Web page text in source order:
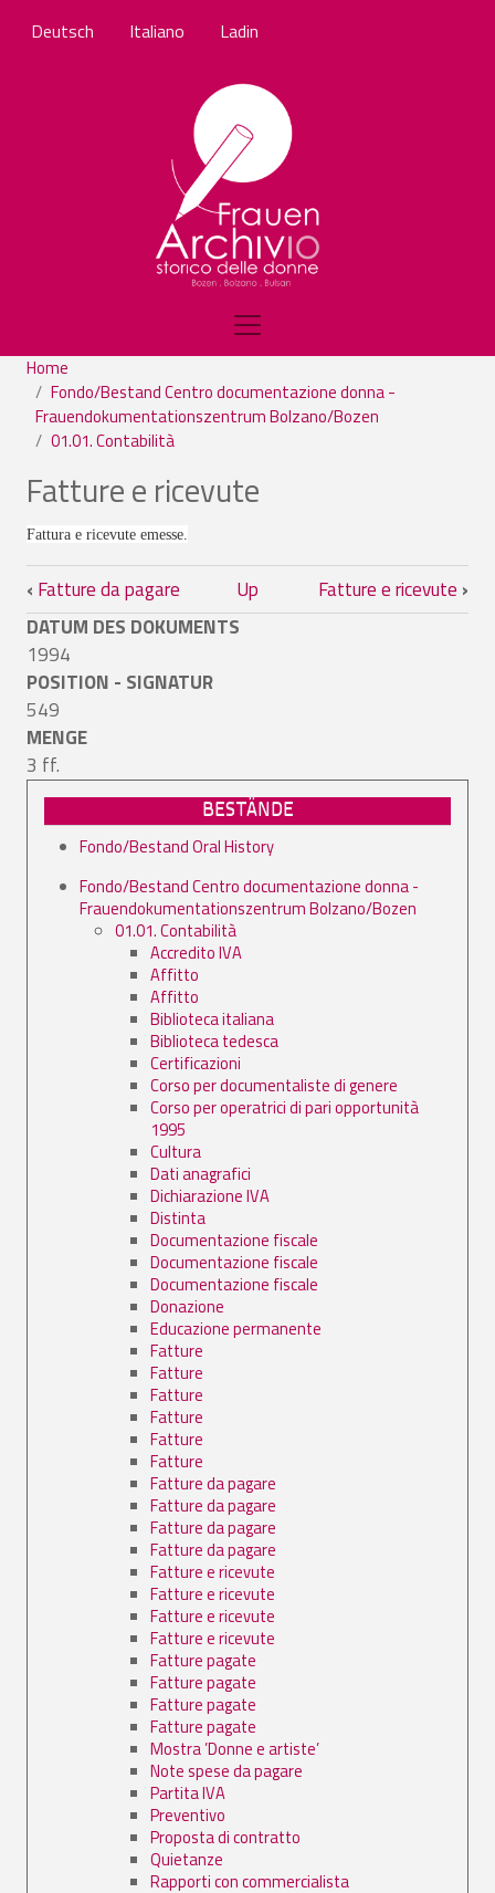
Deutsch Italiano Ladin
Home
Fondo/Bestand Centro documentazione donna -
Frauendokumentationszentrum Bolzano/Bozen
01.01. Contabilità
Fatture e ricevute
Fattura e ricevute emesse.
Book traversal links for Fatture e
‹ Fatture da pagare Up Fatture e ricevute ›
DATUM DES DOKUMENTS
1994
POSITION - SIGNATUR
549
MENGE
3 ff.
BESTÄNDE
Fondo/Bestand Oral History
Fondo/Bestand Centro documentazione donna -
Frauendokumentationszentrum Bolzano/Bozen
01.01. Contabilità
Accredito IVA
Affitto
Affitto
Biblioteca italiana
Biblioteca tedesca
Certificazioni
Corso per documentaliste di genere
Corso per operatrici di pari opportunità
1995
Cultura
Dati anagrafici
Dichiarazione IVA
Distinta
Documentazione fiscale
Documentazione fiscale
Documentazione fiscale
Donazione
Educazione permanente
Fatture
Fatture
Fatture
Fatture
Fatture
Fatture
Fatture da pagare
Fatture da pagare
Fatture da pagare
Fatture da pagare
Fatture e ricevute
Fatture e ricevute
Fatture e ricevute
Fatture e ricevute
Fatture pagate
Fatture pagate
Fatture pagate
Fatture pagate
Mostra ’Donne e artiste’
Note spese da pagare
Partita IVA
Preventivo
Proposta di contratto
Quietanze
Rapporti con commercialista